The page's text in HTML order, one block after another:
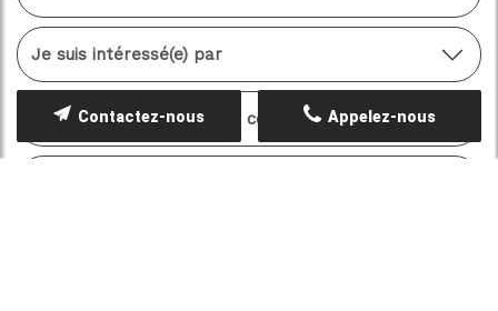
Appelez-nous
Contactez-nous